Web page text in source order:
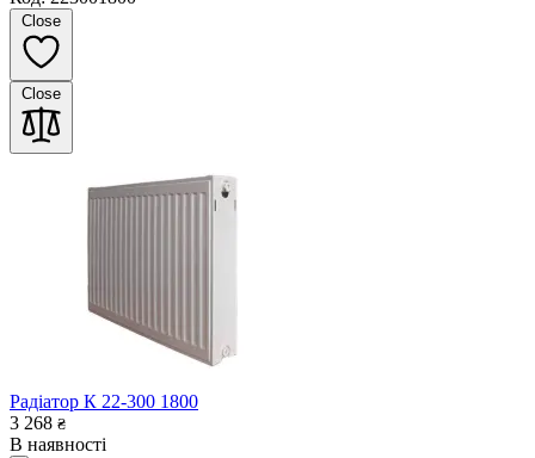
Close
Close
Радіатор К 22-300 1800
3 268 ₴
В наявності